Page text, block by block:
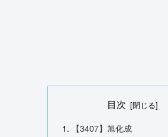
目次
【3407】旭化成